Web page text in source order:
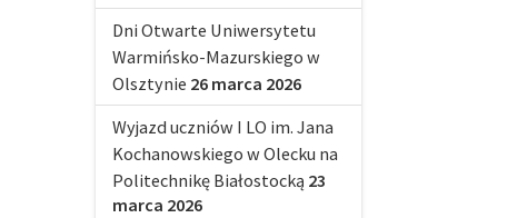
Dni Otwarte Uniwersytetu
Warmińsko-Mazurskiego w
Olsztynie 26 marca 2026
Wyjazd uczniów I LO im. Jana
Kochanowskiego w Olecku na
Politechnikę Białostocką 23
marca 2026